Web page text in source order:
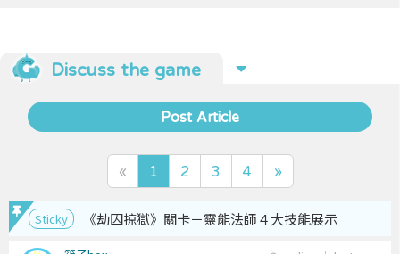
Discuss the game
Post Article
« 1 2 3 4 »
Sticky 《劫囚掠獄》關卡－靈能法師４大技能展示